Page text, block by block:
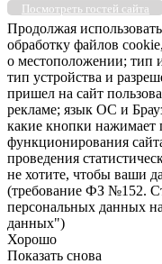
Посмотреть гостей сайта
Продолжая
обработку файлов
о местоположении; тип
тип устройства и
пришел на сайт
рекламе; язык ОС и
какие кнопки нажимает
функционирования
проведения
не хотите, чтобы ваши
(требование ФЗ №152.
персональных данных
данных")
Хорошо
Показать снова